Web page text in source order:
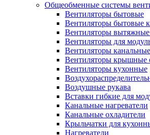
Общеобменные системы
Вентиляторы бытовые
Вентиляторы бытовые
Вентиляторы
Вентиляторы для
Вентиляторы
Вентиляторы крышные
Вентиляторы кухонные
Воздушные рукава
Вставки гибкие для
Канальные нагреватели
Канальные охладители
Крыльчатки для
Нагреватели